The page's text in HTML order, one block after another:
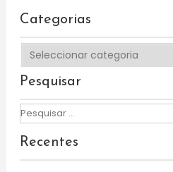
Categorias
Categorias
Pesquisar
Recentes